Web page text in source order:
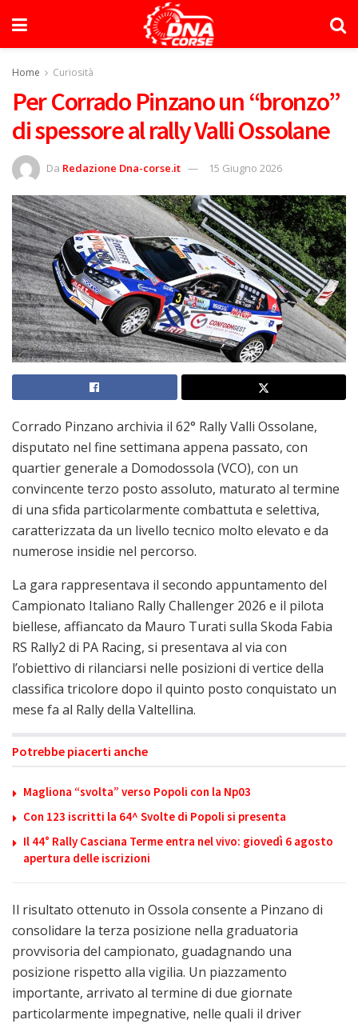
Home Curiosità
Per Corrado Pinzano un “bronzo”
di spessore al rally Valli Ossolane
Da Redazione Dna-corse.it 15 Giugno 2026
Corrado Pinzano archivia il 62° Rally Valli Ossolane,
disputato nel fine settimana appena passato, con
quartier generale a Domodossola (VCO), con un
convincente terzo posto assoluto, maturato al termine
di una sfida particolarmente combattuta e selettiva,
caratterizzata da un livello tecnico molto elevato e da
numerose insidie nel percorso.
La gara rappresentava il secondo appuntamento del
Campionato Italiano Rally Challenger 2026 e il pilota
biellese, affiancato da Mauro Turati sulla Skoda Fabia
RS Rally2 di PA Racing, si presentava al via con
l’obiettivo di rilanciarsi nelle posizioni di vertice della
classifica tricolore dopo il quinto posto conquistato un
mese fa al Rally della Valtellina.
Potrebbe piacerti anche
Magliona “svolta” verso Popoli con la Np03
Con 123 iscritti la 64^ Svolte di Popoli si presenta
Il 44° Rally Casciana Terme entra nel vivo: giovedì 6 agosto
apertura delle iscrizioni
Il risultato ottenuto in Ossola consente a Pinzano di
consolidare la terza posizione nella graduatoria
provvisoria del campionato, guadagnando una
posizione rispetto alla vigilia. Un piazzamento
importante, arrivato al termine di due giornate
particolarmente impegnative, nelle quali il driver